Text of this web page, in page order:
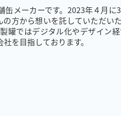
メーカーです。2023年４月
方から想いを託していただい
罐ではデジタル化やデザイン
を目指しております。